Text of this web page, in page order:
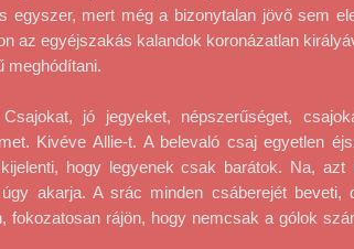
egyszer, mert még a bizonytalan jövő sem
az egyéjszakás kalandok koronázatlan
meghódítani.
jó jegyeket, népszerűséget,
Kivéve Allie-t. A belevaló csaj egyetlen
hogy legyenek csak barátok. Na, azt
akarja. A srác minden csáberejét beveti,
fokozatosan rájön, hogy nemcsak a gólok